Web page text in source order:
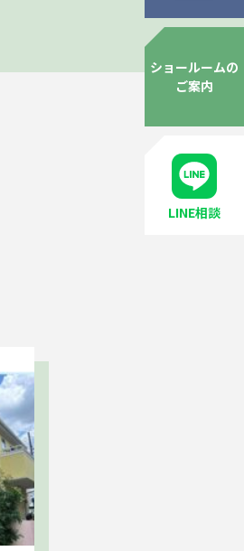
ショールームの
ご案内
LINE相談